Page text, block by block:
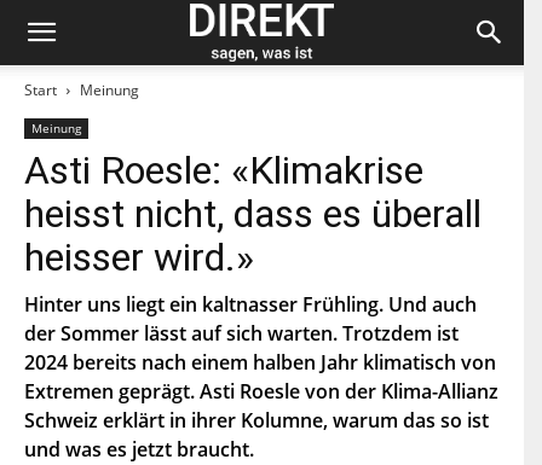
Start Meinung
Meinung
Asti Roesle: «Klimakrise
heisst nicht, dass es überall
heisser wird.»
Hinter uns liegt ein kaltnasser Frühling. Und auch
der Sommer lässt auf sich warten. Trotzdem ist
2024 bereits nach einem halben Jahr klimatisch von
Extremen geprägt. Asti Roesle von der Klima-Allianz
Schweiz erklärt in ihrer Kolumne, warum das so ist
und was es jetzt braucht.
Bleiben Sie auf dem neuesten Stand und
abonnieren Sie unseren «direkt»-Newsletter.
o
n
a
m
e
N
a
c
h
n
a
m
e
E
-
M
a
iP